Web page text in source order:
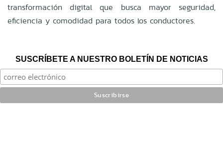
transformación digital que busca mayor seguridad,
eficiencia y comodidad para todos los conductores.
SUSCRÍBETE A NUESTRO BOLETÍN DE NOTICIAS